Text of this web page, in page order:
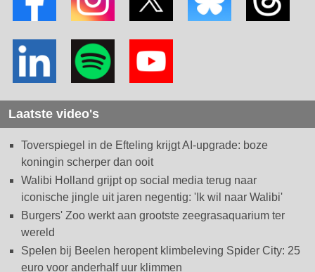
Laatste video's
Toverspiegel in de Efteling krijgt AI-upgrade: boze
koningin scherper dan ooit
Walibi Holland grijpt op social media terug naar
iconische jingle uit jaren negentig: 'Ik wil naar Walibi'
Burgers' Zoo werkt aan grootste zeegrasaquarium ter
wereld
Spelen bij Beelen heropent klimbeleving Spider City: 25
euro voor anderhalf uur klimmen